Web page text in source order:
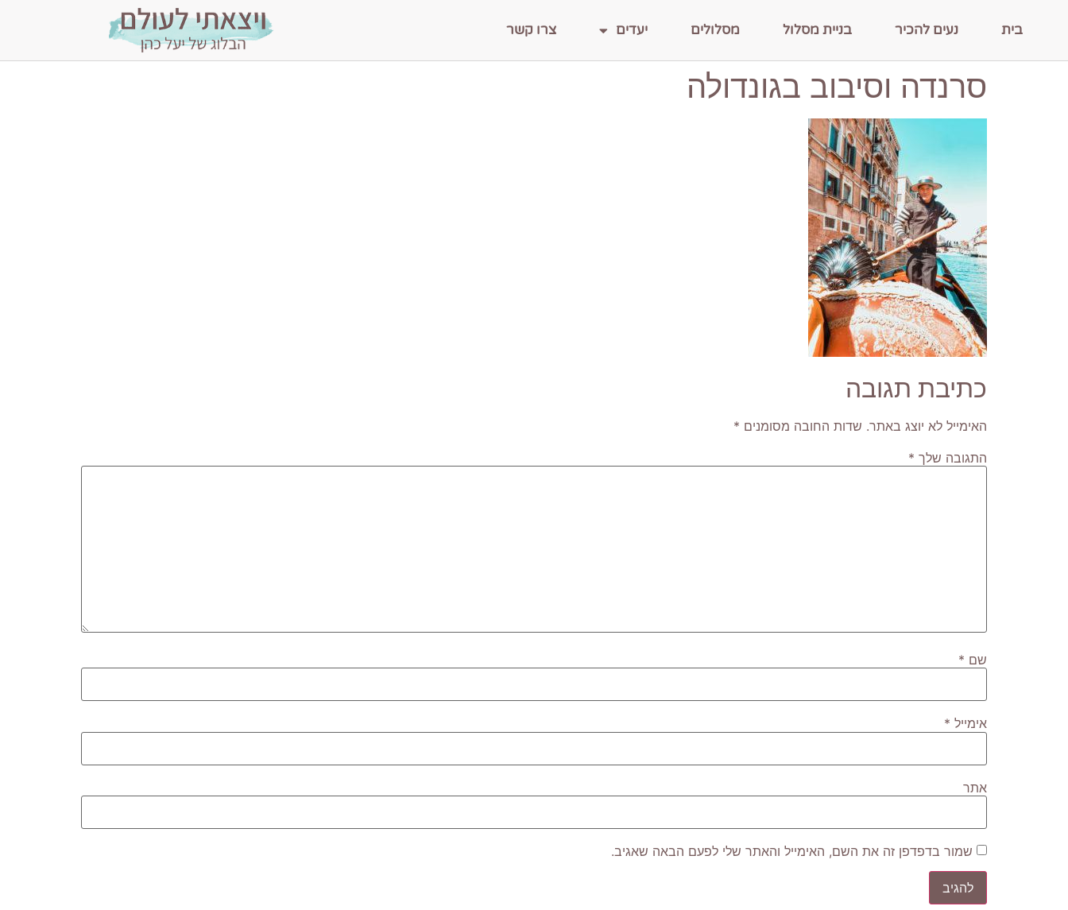
בית נעים להכיר בניית מסלול מסלולים יעדים צרו קשר
סרנדה וסיבוב בגונדולה
כתיבת תגובה
האימייל לא יוצג באתר. שדות החובה מסומנים *
התגובה שלך *
שם *
אימייל *
אתר
שמור בדפדפן זה את השם, האימייל והאתר שלי לפעם הבאה שאגיב.